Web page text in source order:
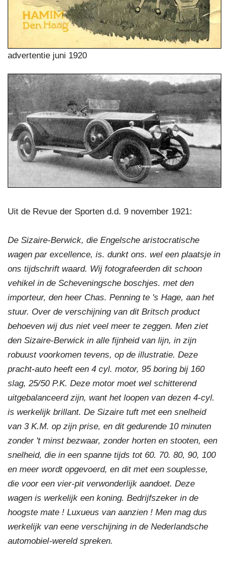
advertentie juni 1920
Uit de Revue der Sporten d.d. 9 november 1921:
De Sizaire-Berwick, die Engelsche aristocratische
wagen par excellence, is. dunkt ons. wel een plaatsje in
ons tijdschrift waard. Wij fotografeerden dit schoon
vehikel in de Scheveningsche boschjes. met den
importeur, den heer Chas. Penning te 's Hage, aan het
stuur. Over de verschijning van dit Britsch product
behoeven wij dus niet veel meer te zeggen. Men ziet
den Sizaire-Berwick in alle fijnheid van lijn, in zijn
robuust voorkomen tevens, op de illustratie. Deze
pracht-auto heeft een 4 cyl. motor, 95 boring bij 160
slag, 25/50 P.K. Deze motor moet wel schitterend
uitgebalanceerd zijn, want het loopen van dezen 4-cyl.
is werkelijk brillant. De Sizaire tuft met een snelheid
van 3 K.M. op zijn prise, en dit gedurende 10 minuten
zonder 't minst bezwaar, zonder horten en stooten, een
snelheid, die in een spanne tijds tot 60. 70. 80, 90, 100
en meer wordt opgevoerd, en dit met een souplesse,
die voor een vier-pit verwonderlijk aandoet. Deze
wagen is werkelijk een koning. Bedrijfszeker in de
hoogste mate ! Luxueus van aanzien ! Men mag dus
werkelijk van eene verschijning in de Nederlandsche
automobiel-wereld spreken.